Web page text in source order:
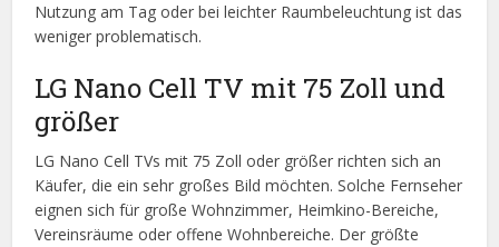
Nutzung am Tag oder bei leichter Raumbeleuchtung ist das
weniger problematisch.
LG Nano Cell TV mit 75 Zoll und
größer
LG Nano Cell TVs mit 75 Zoll oder größer richten sich an
Käufer, die ein sehr großes Bild möchten. Solche Fernseher
eignen sich für große Wohnzimmer, Heimkino-Bereiche,
Vereinsräume oder offene Wohnbereiche. Der größte